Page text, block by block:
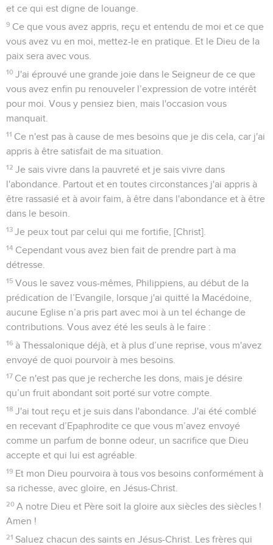
et ce qui est digne de louange.
9 Ce que vous avez appris, reçu et entendu de moi et ce que
vous avez vu en moi, mettez-le en pratique. Et le Dieu de la
paix sera avec vous.
10 J'ai éprouvé une grande joie dans le Seigneur de ce que
vous avez enfin pu renouveler l’expression de votre intérêt
pour moi. Vous y pensiez bien, mais l'occasion vous
manquait.
11 Ce n'est pas à cause de mes besoins que je dis cela, car j'ai
appris à être satisfait de ma situation.
12 Je sais vivre dans la pauvreté et je sais vivre dans
l'abondance. Partout et en toutes circonstances j'ai appris à
être rassasié et à avoir faim, à être dans l'abondance et à être
dans le besoin.
13 Je peux tout par celui qui me fortifie, [Christ].
14 Cependant vous avez bien fait de prendre part à ma
détresse.
15 Vous le savez vous-mêmes, Philippiens, au début de la
prédication de l’Evangile, lorsque j'ai quitté la Macédoine,
aucune Eglise n’a pris part avec moi à un tel échange de
contributions. Vous avez été les seuls à le faire :
16 à Thessalonique déjà, et à plus d’une reprise, vous m'avez
envoyé de quoi pourvoir à mes besoins.
17 Ce n'est pas que je recherche les dons, mais je désire
qu’un fruit abondant soit porté sur votre compte.
18 J'ai tout reçu et je suis dans l'abondance. J'ai été comblé
en recevant d’Epaphrodite ce que vous m’avez envoyé
comme un parfum de bonne odeur, un sacrifice que Dieu
accepte et qui lui est agréable.
19 Et mon Dieu pourvoira à tous vos besoins conformément à
sa richesse, avec gloire, en Jésus-Christ.
20 A notre Dieu et Père soit la gloire aux siècles des siècles !
Amen !
21 Saluez chacun des saints en Jésus-Christ. Les frères qui